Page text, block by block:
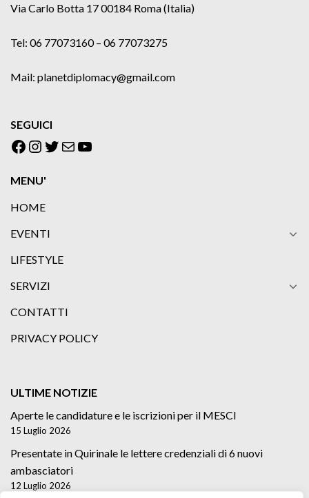
Via Carlo Botta 17 00184 Roma (Italia)
Tel: 06 77073160 – 06 77073275
Mail: planetdiplomacy@gmail.com
SEGUICI
Facebook
Instagram
Twitter
EmailYouTube
MENU'
HOME
EVENTI
LIFESTYLE
SERVIZI
CONTATTI
PRIVACY POLICY
ULTIME NOTIZIE
Aperte le candidature e le iscrizioni per il MESCI
15 Luglio 2026
Presentate in Quirinale le lettere credenziali di 6 nuovi
ambasciatori
12 Luglio 2026